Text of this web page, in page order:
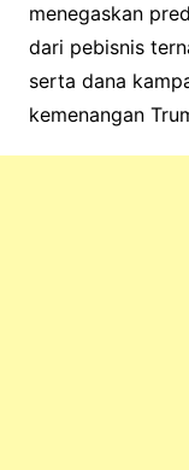
menegaskan
dari pebisnis
serta dana
kemenangan